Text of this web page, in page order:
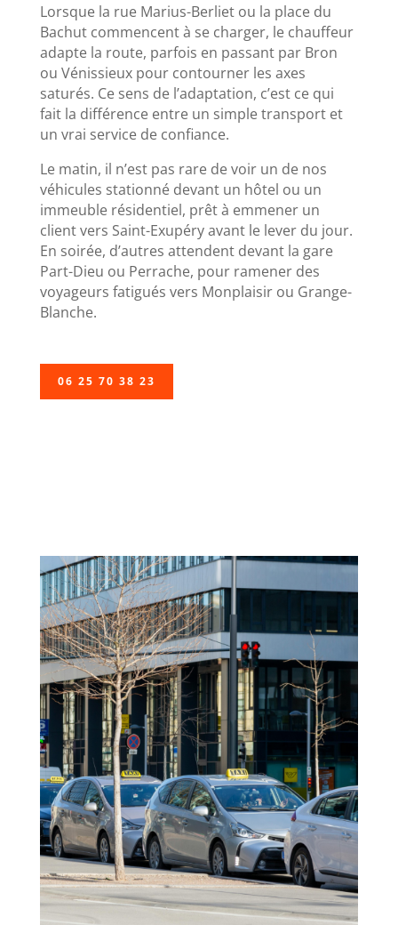
Lorsque la rue Marius-Berliet ou la place du
Bachut commencent à se charger, le chauffeur
adapte la route, parfois en passant par Bron
ou Vénissieux pour contourner les axes
saturés. Ce sens de l’adaptation, c’est ce qui
fait la différence entre un simple transport et
un vrai service de confiance.
Le matin, il n’est pas rare de voir un de nos
véhicules stationné devant un hôtel ou un
immeuble résidentiel, prêt à emmener un
client vers Saint-Exupéry avant le lever du jour.
En soirée, d’autres attendent devant la gare
Part-Dieu ou Perrache, pour ramener des
voyageurs fatigués vers Monplaisir ou Grange-
Blanche.
06 25 70 38 23